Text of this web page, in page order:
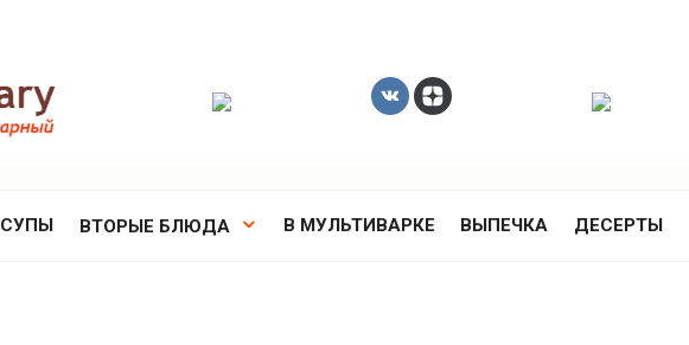
СУПЫ ВТОРЫЕ БЛЮДА В МУЛЬТИВАРКЕ ВЫПЕЧКА ДЕСЕРТЫ